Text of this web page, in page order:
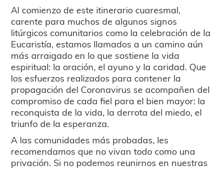
Al comienzo de este itinerario cuaresmal,
carente para muchos de algunos signos
litúrgicos comunitarios como la celebración de la
Eucaristía, estamos llamados a un camino aún
más arraigado en lo que sostiene la vida
espiritual: la oración, el ayuno y la caridad. Que
los esfuerzos realizados para contener la
propagación del Coronavirus se acompañen del
compromiso de cada fiel para el bien mayor: la
reconquista de la vida, la derrota del miedo, el
triunfo de la esperanza.
A las comunidades más probadas, les
recomendamos que no vivan todo como una
privación. Si no podemos reunirnos en nuestras